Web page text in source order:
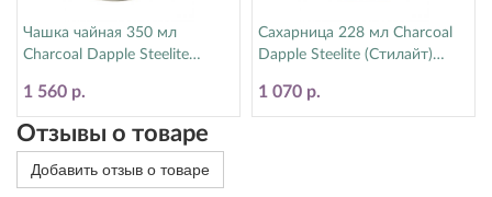
Чашка чайная 350 мл
Charcoal Dapple Steelite
1 560 р.
Сахарница 228 мл Charcoal
Dapple Steelite (Стилайт)
1 070 р.
Отзывы о товаре
Добавить отзыв о товаре